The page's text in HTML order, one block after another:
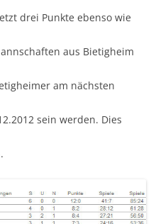
drei Punkte ebenso wie
aus Bietigheim
am nächsten
sein werden. Dies